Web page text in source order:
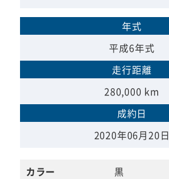
年式
平成6年式
走行距離
280,000 km
成約日
2020年06月20日
カラー
黒